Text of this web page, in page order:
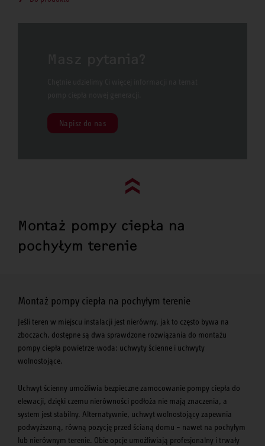
Napisz do nas
Go to top (evo)
Montaż pompy ciepła na
pochyłym terenie
Montaż pompy ciepła na pochyłym terenie
Jeśli teren w miejscu instalacji jest nierówny, jak to często bywa na
zboczach, dostępne są dwa sprawdzone rozwiązania do montażu
pompy ciepła powietrze-woda: uchwyty ścienne i uchwyty
wolnostojące.
Uchwyt ścienny umożliwia bezpieczne zamocowanie pompy ciepła do
elewacji, dzięki czemu nierówności podłoża nie mają znaczenia, a
system jest stabilny. Alternatywnie, uchwyt wolnostojący zapewnia
podwyższoną, równą pozycję przed ścianą domu – nawet na pochyłym
lub nierównym terenie. Obie opcje umożliwiają profesjonalny i trwały